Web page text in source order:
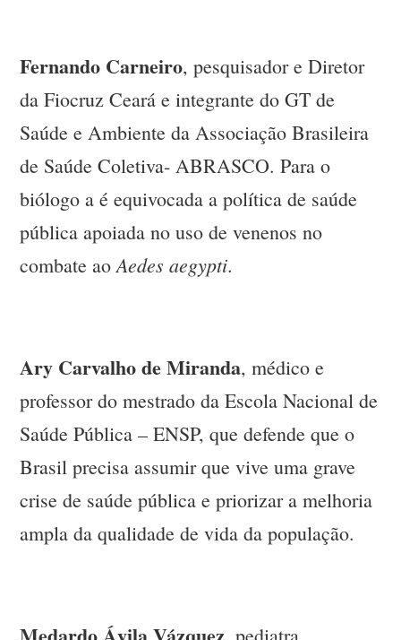
Fernando Carneiro, pesquisador e Diretor
da Fiocruz Ceará e integrante do GT de
Saúde e Ambiente da Associação Brasileira
de Saúde Coletiva- ABRASCO. Para o
biólogo a é equivocada a política de saúde
pública apoiada no uso de venenos no
combate aoAedes aegypti.
Ary Carvalho de Miranda, médico e
professor do mestrado da Escola Nacional de
Saúde Pública – ENSP, que defende que o
Brasil precisa assumir que vive uma grave
crise de saúde pública e priorizar a melhoria
ampla da qualidade de vida da população.